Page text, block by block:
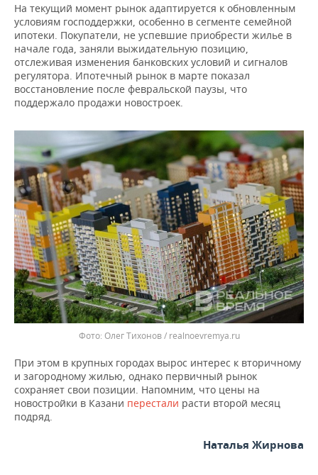
На текущий момент рынок адаптируется к обновленным
условиям господдержки, особенно в сегменте семейной
ипотеки. Покупатели, не успевшие приобрести жилье в
начале года, заняли выжидательную позицию,
отслеживая изменения банковских условий и сигналов
регулятора. Ипотечный рынок в марте показал
восстановление после февральской паузы, что
поддержало продажи новостроек.
Олег Тихонов / realnoevremya.ru
При этом в крупных городах вырос интерес к вторичному
и загородному жилью, однако первичный рынок
сохраняет свои позиции. Напомним, что цены на
новостройки в Казани перестали расти второй месяц
подряд.
Наталья Жирнова